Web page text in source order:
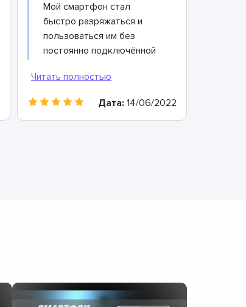
Мой смартфон стал
быстро разряжаться и
пользоваться им без
постоянно подключённой
невозможно. Хорошо, что
коллега подсказал
телефоны этих
специалистов: они сразу
Дата: 14/06/2022